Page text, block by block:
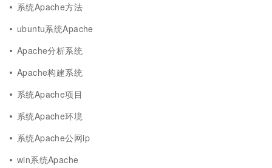
系统Apache方法
ubuntu系统Apache
Apache分析系统
Apache构建系统
系统Apache项目
系统Apache环境
系统Apache公网ip
win系统Apache